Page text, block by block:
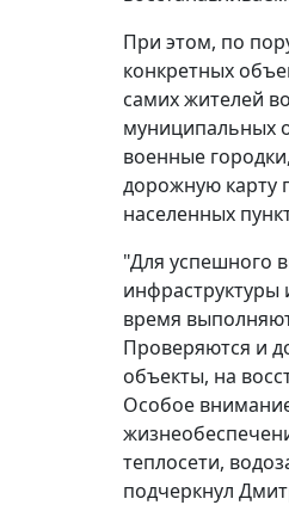
При этом, по
конкретных
самих жителей
муниципальных
военные
дорожную карту
населенных
"Для успешного
инфраструктуры
время
Проверяются и
объекты, на
Особое
теплосети,
подчеркнул